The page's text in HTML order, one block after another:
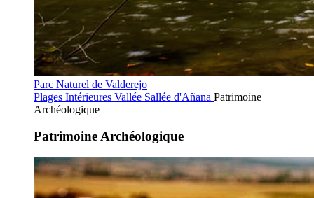
Parc Naturel de Valderejo
Plages Intérieures Vallée Sallée d'Añana Patrimoine
Archéologique
Patrimoine Archéologique